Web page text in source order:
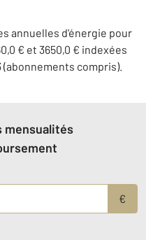
annuelles d'énergie pour
€ et 3650,0 € indexées
(abonnements compris).
mensualités
€